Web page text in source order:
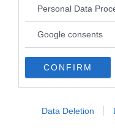
Please note that this
not limited to your visit
use your data for below
consent section.
Personal Data
Google consents
CONFIRM
Data Deletion